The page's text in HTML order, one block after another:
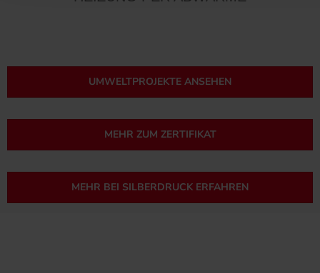
UMWELTPROJEKTE ANSEHEN
MEHR ZUM ZERTIFIKAT
MEHR BEI SILBERDRUCK ERFAHREN